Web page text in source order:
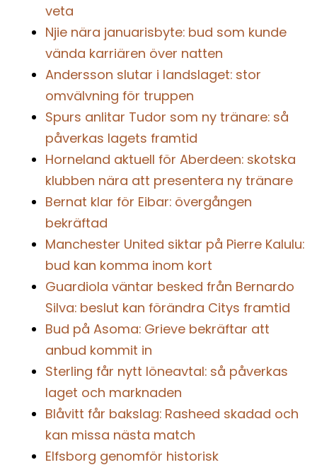
veta
Njie nära januarisbyte: bud som kunde
vända karriären över natten
Andersson slutar i landslaget: stor
omvälvning för truppen
Spurs anlitar Tudor som ny tränare: så
påverkas lagets framtid
Horneland aktuell för Aberdeen: skotska
klubben nära att presentera ny tränare
Bernat klar för Eibar: övergången
bekräftad
Manchester United siktar på Pierre Kalulu:
bud kan komma inom kort
Guardiola väntar besked från Bernardo
Silva: beslut kan förändra Citys framtid
Bud på Asoma: Grieve bekräftar att
anbud kommit in
Sterling får nytt löneavtal: så påverkas
laget och marknaden
Blåvitt får bakslag: Rasheed skadad och
kan missa nästa match
Elfsborg genomför historisk